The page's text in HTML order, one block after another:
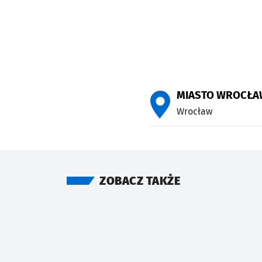
MIASTO
Wrocław
ZOBACZ TAKŻE